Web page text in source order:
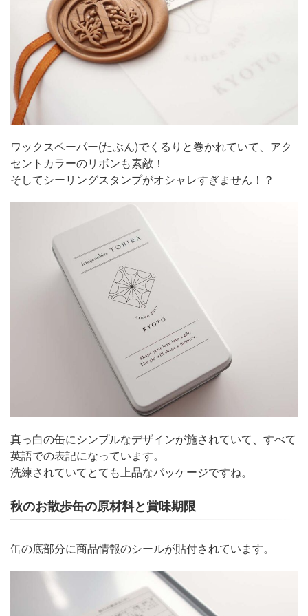
ワックスペーパー(たぶん)でくるりと巻かれていて、アク
セントカラーのリボンも素敵！
そしてシーリングスタンプがオシャレすぎません！？
真っ白の缶にシンプルなデザインが施されていて、すべて
英語での表記になっています。
洗練されていてとても上品なパッケージですね。
秋のお散歩缶の原材料と賞味期限
缶の底部分に商品情報のシールが貼付されています。